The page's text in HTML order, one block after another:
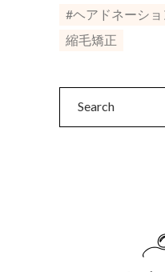
#ヘアドネーショ
縮毛矯正